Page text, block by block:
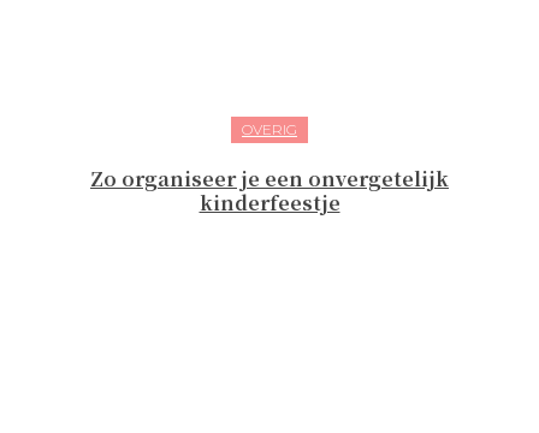
OVERIG
Zo organiseer je een onvergetelijk
kinderfeestje